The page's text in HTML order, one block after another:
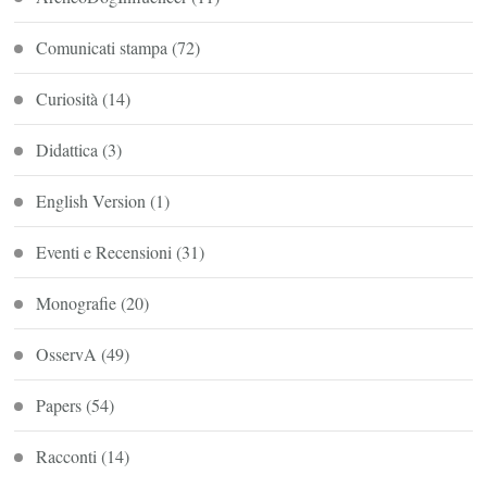
Comunicati stampa(72)
Curiosità(14)
Didattica(3)
English Version(1)
Eventi e Recensioni(31)
Monografie(20)
OsservA (49)
Papers(54)
Racconti(14)